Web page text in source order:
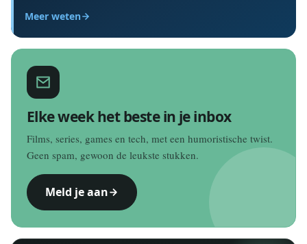
Meer weten
Elke week het beste in je inbox
Films, series, games en tech, met een humoristische twist.
Geen spam, gewoon de leukste stukken.
Meld je aan